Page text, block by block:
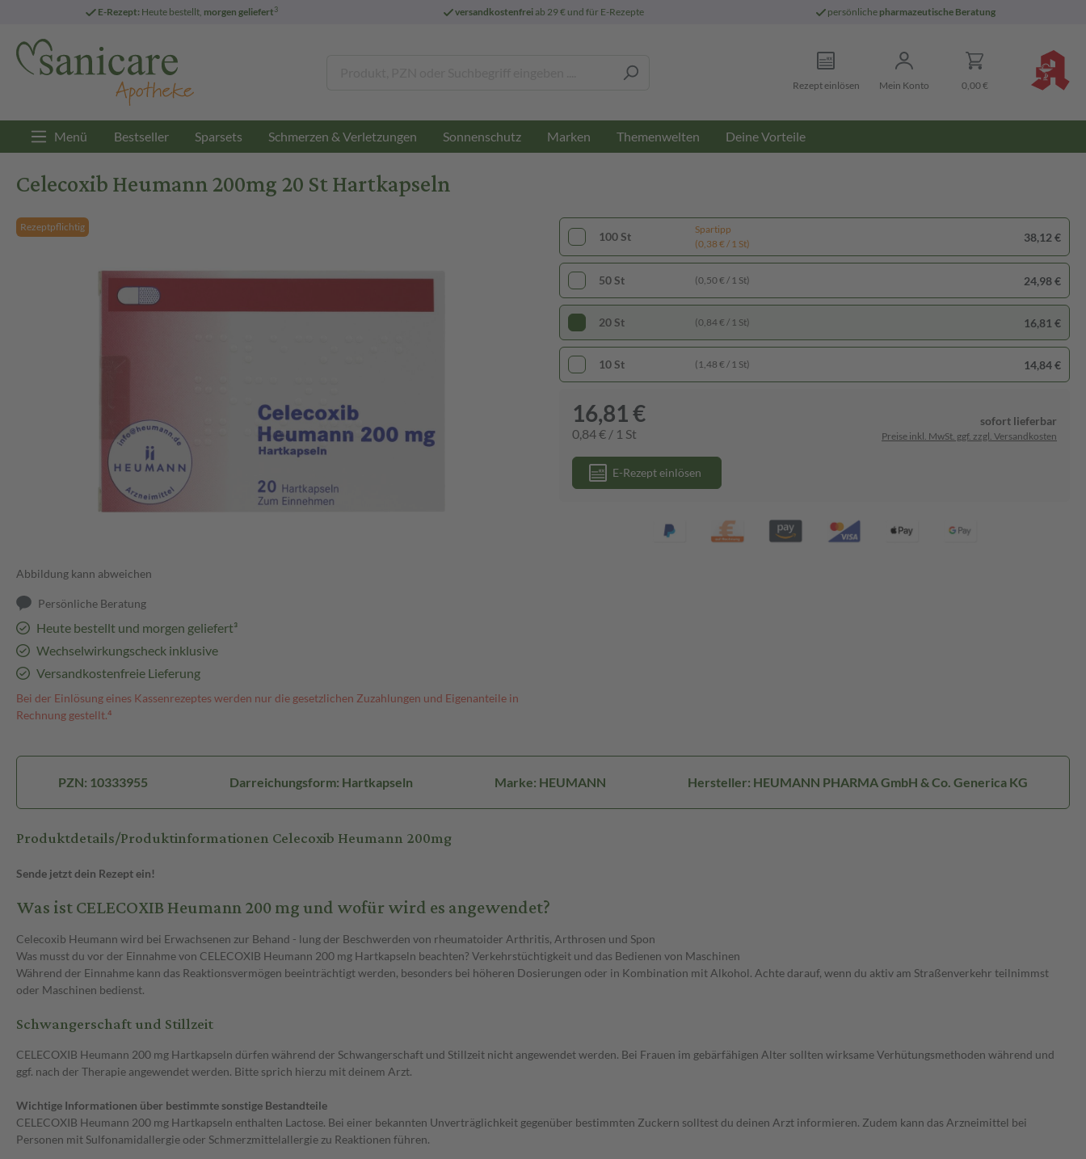
E-Rezept: Heute bestellt, morgen geliefert3 versandkostenfreiab 29 € und für E-Rezepte persönliche pharmazeutische Beratung
Rezept einlösen Mein Konto 0,00 €
Menü Bestseller Sparsets Schmerzen & Verletzungen Sonnenschutz Marken Themenwelten Deine Vorteile
Celecoxib Heumann 200mg 20 St Hartkapseln
Rezeptpflichtig
Abbildung kann abweichen
Persönliche Beratung
Heute bestellt und morgen geliefert³
Wechselwirkungscheck inklusive
Versandkostenfreie Lieferung
Bei der Einlösung eines Kassenrezeptes werden nur die gesetzlichen Zuzahlungen und Eigenanteile in
Rechnung gestellt.⁴
100 St
Spartipp
(0,38 € / 1 St)
38,12 €
50 St (0,50 € / 1 St) 24,98 €
20 St (0,84 € / 1 St) 16,81 €
10 St (1,48 € / 1 St) 14,84 €
16,81 €
0,84 € / 1 St
sofort lieferbar
Preise inkl. MwSt. ggf. zzgl. Versandkosten
E-Rezept einlösen
PZN: 10333955 Darreichungsform: Hartkapseln Marke: HEUMANN Hersteller: HEUMANN PHARMA GmbH & Co. Generica KG
Produktdetails/Produktinformationen Celecoxib Heumann 200mg
Sende jetzt dein Rezept ein!
Was ist CELECOXIB Heumann 200 mg und wofür wird es angewendet?
Celecoxib Heumann wird bei Erwachsenen zur Behand - lung der Beschwerden von rheumatoider Arthritis, Arthrosen und Spon
Was musst du vor der Einnahme von CELECOXIB Heumann 200 mg Hartkapseln beachten? Verkehrstüchtigkeit und das Bedienen von Maschinen
Während der Einnahme kann das Reaktionsvermögen beeinträchtigt werden, besonders bei höheren Dosierungen oder in Kombination mit Alkohol. Achte darauf, wenn du aktiv am Straßenverkehr teilnimmst
oder Maschinen bedienst.
Schwangerschaft und Stillzeit
CELECOXIB Heumann 200 mg Hartkapseln dürfen während der Schwangerschaft und Stillzeit nicht angewendet werden. Bei Frauen im gebärfähigen Alter sollten wirksame Verhütungsmethoden während und
ggf. nach der Therapie angewendet werden. Bitte sprich hierzu mit deinem Arzt.
Wichtige Informationen über bestimmte sonstige Bestandteile
CELECOXIB Heumann 200 mg Hartkapseln enthalten Lactose. Bei einer bekannten Unverträglichkeit gegenüber bestimmten Zuckern solltest du deinen Arzt informieren. Zudem kann das Arzneimittel bei
Personen mit Sulfonamidallergie oder Schmerzmittelallergie zu Reaktionen führen.